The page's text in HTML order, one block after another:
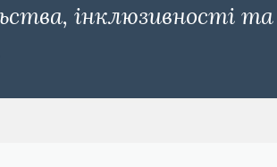
інклюзивності та